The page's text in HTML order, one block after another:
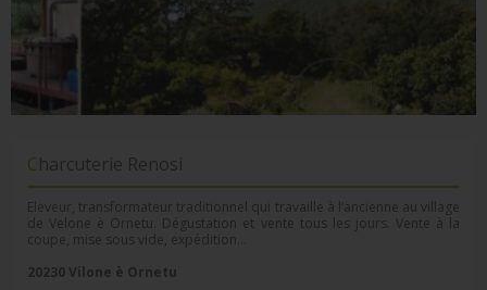
Charcuterie Renosi
Eleveur, transformateur traditionnel qui travaille à l’ancienne au village
de Velone è Ornetu. Dégustation et vente tous les jours. Vente à la
coupe, mise sous vide, expédition…
20230 Vilone è Ornetu